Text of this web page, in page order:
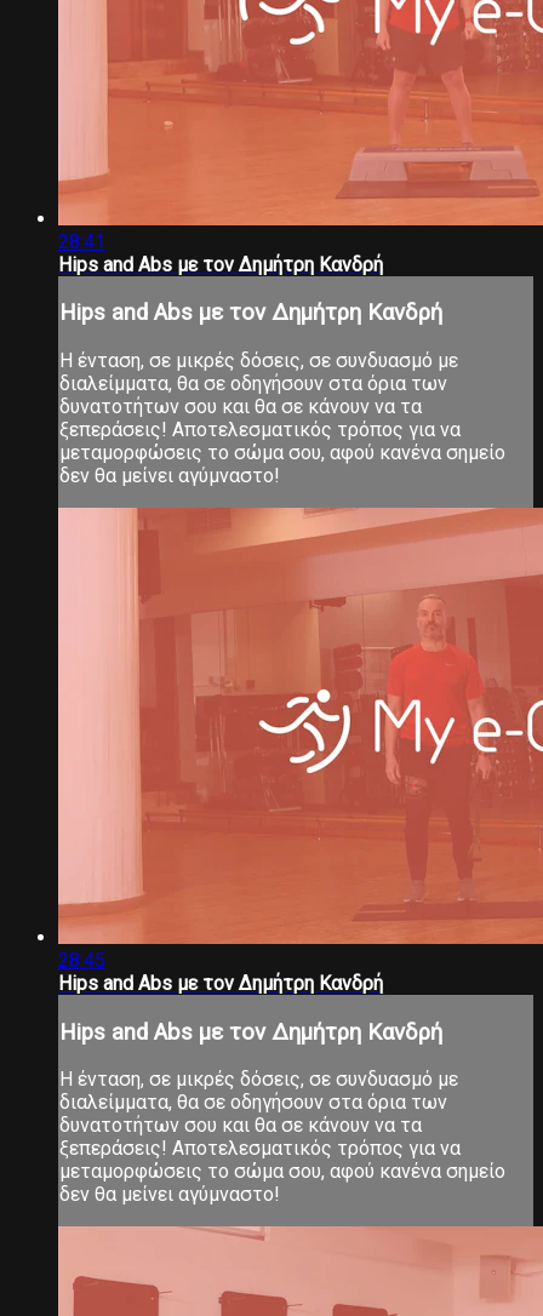
28:41
Hips and Abs με τον Δημήτρη Κανδρή
Hips and Abs με τον Δημήτρη Κανδρή
Η ένταση, σε μικρές δόσεις, σε συνδυασμό με
διαλείμματα, θα σε οδηγήσουν στα όρια των
δυνατοτήτων σου και θα σε κάνουν να τα
ξεπεράσεις! Αποτελεσματικός τρόπος για να
μεταμορφώσεις το σώμα σου, αφού κανένα σημείο
δεν θα μείνει αγύμναστο!
28:45
Hips and Abs με τον Δημήτρη Κανδρή
Hips and Abs με τον Δημήτρη Κανδρή
Η ένταση, σε μικρές δόσεις, σε συνδυασμό με
διαλείμματα, θα σε οδηγήσουν στα όρια των
δυνατοτήτων σου και θα σε κάνουν να τα
ξεπεράσεις! Αποτελεσματικός τρόπος για να
μεταμορφώσεις το σώμα σου, αφού κανένα σημείο
δεν θα μείνει αγύμναστο!